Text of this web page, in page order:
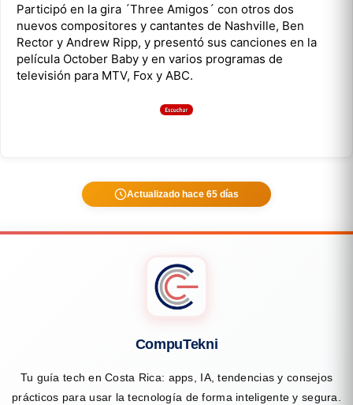
Participó en la gira ´Three Amigos´ con otros dos
nuevos compositores y cantantes de Nashville, Ben
Rector y Andrew Ripp, y presentó sus canciones en la
película October Baby y en varios programas de
televisión para MTV, Fox y ABC.
Actualizado hace 65 días
CompuTekni
Tu guía tech en Costa Rica: apps, IA, tendencias y consejos
prácticos para usar la tecnología de forma inteligente y segura.